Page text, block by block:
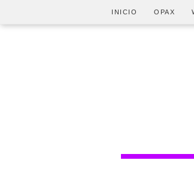
INICIO OPAX